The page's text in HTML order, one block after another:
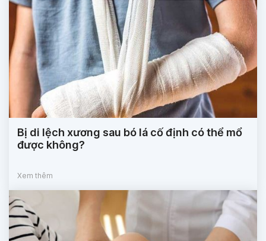
Bị di lệch xương sau bó lá cố định có thể mổ
được không?
Xem thêm